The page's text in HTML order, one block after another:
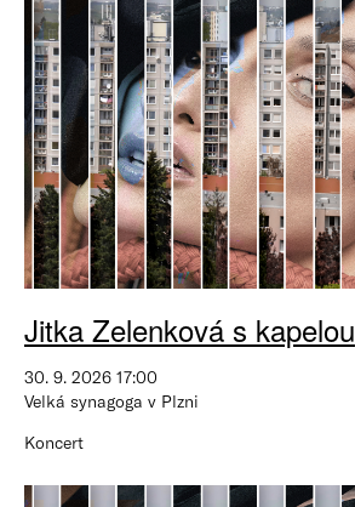
Jitka Zelenková s kapelou
30. 9. 2026 17:00
Velká synagoga v Plzni
Koncert